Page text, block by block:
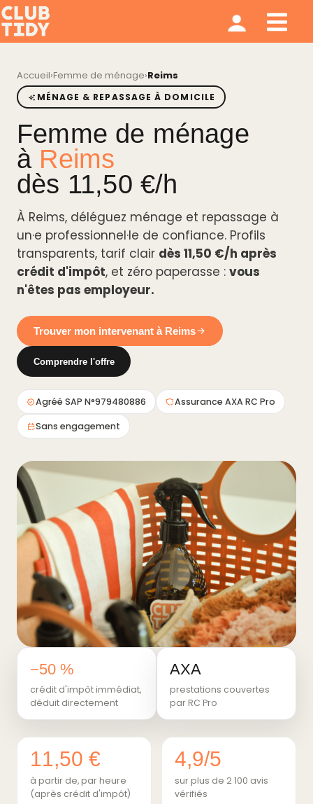
Accueil›Femme de ménage›Reims
MÉNAGE & REPASSAGE À DOMICILE
Femme de ménage
à Reims
dès 11,50 €/h
À Reims, déléguez ménage et repassage à
un·e professionnel·le de confiance. Profils
transparents, tarif clair dès 11,50 €/h après
crédit d'impôt, et zéro paperasse : vous
n'êtes pas employeur.
Trouver mon intervenant à Reims
Comprendre l'offre
Agréé SAP N°979480886 Assurance AXA RC Pro
Sans engagement
−50 %
crédit d'impôt immédiat,
déduit directement
AXA
prestations couvertes
par RC Pro
11,50 €
à partir de, par heure
(après crédit d'impôt)
4,9/5
sur plus de 2 100 avis
vérifiés